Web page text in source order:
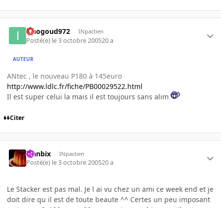
iznogoud972 INpactien
Posté(e) le 3 octobre 200520 a
AUTEUR
ANtec , le nouveau P180 à 145euro
http://www.ldlc.fr/fiche/PB00029522.html
Il est super celui la mais il est toujours sans alim
Citer
Flanbix INpactien
Posté(e) le 3 octobre 200520 a
Le Stacker est pas mal. Je l ai vu chez un ami ce week end et je
doit dire qu il est de toute beaute ^^ Certes un peu imposant